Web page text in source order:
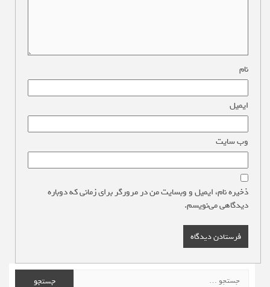
نام
ایمیل
وب‌ سایت
ذخیره نام، ایمیل و وبسایت من در مرورگر برای زمانی که دوباره
دیدگاهی می‌نویسم.